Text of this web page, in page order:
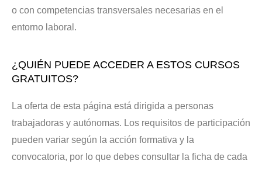
o con competencias transversales necesarias en el
entorno laboral.
¿QUIÉN PUEDE ACCEDER A ESTOS CURSOS
GRATUITOS?
La oferta de esta página está dirigida a personas
trabajadoras y autónomas. Los requisitos de participación
pueden variar según la acción formativa y la
convocatoria, por lo que debes consultar la ficha de cada